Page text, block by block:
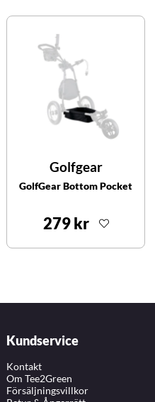
Golfgear
GolfGear Bottom Pocket
279 kr
Kundservice
Kontakt
Om Tee2Green
Försäljningsvillkor